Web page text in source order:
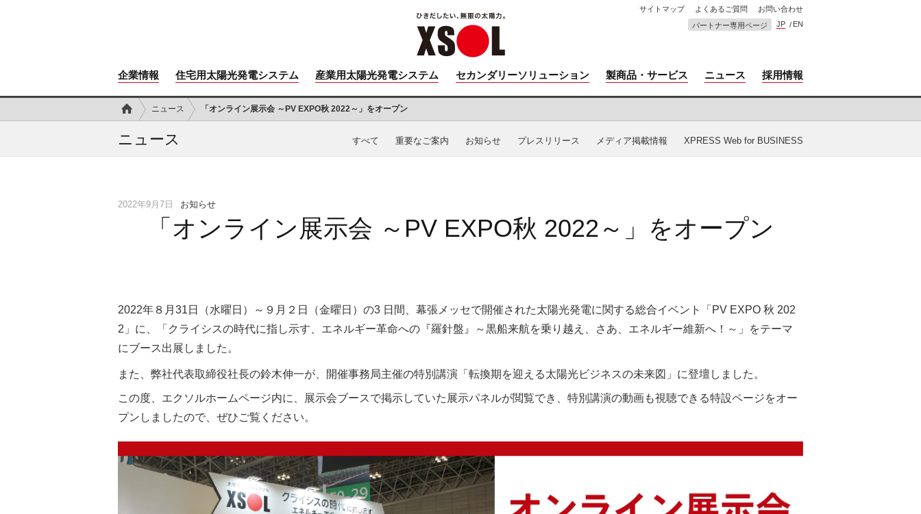
企業情報 住宅用太陽光発電システム 産業用太陽光発電システム セカンダリーソリューション 製商品・サービス ニュース 採用情報
サイトマップ よくあるご質問
お問い合わせ
パートナー専用ページ
JP EN
ニュース 「オンライン展示会 ～PV EXPO秋 2022～」をオープン
ニュース すべて 重要なご案内 お知らせ プレスリリース メディア掲載情報 XPRESS Web for BUSINESS
2022年9月7日 お知らせ
「オンライン展示会 ～PV EXPO秋 2022～」をオープン
2022年８月31日（水曜日）～９ 月２日（金曜日）の3 日間、幕張メッセで開催された太陽光発電に関する総合イベント「PV EXPO 秋 202
2」に、「クライシスの時代に指し示す、エネルギー革命への『羅針盤』～黒船来航を乗り越え、さあ、エネルギー維新へ！～」をテーマ
にブース出展しました 。
また、弊社代表取締役社長の鈴木伸一が、開催事務局主催の特別講演「転換期を迎える太陽光ビジネスの未来図」に登壇しました。
この度、エクソルホームページ内に、展示会ブースで掲示していた展示パネルが閲覧でき、特別講演の動画も視聴できる特設ページをオー
プンしましたので、ぜひご覧ください。